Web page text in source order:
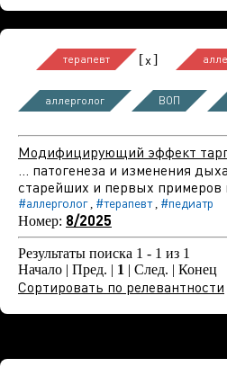
терапевт [x]
аллерголог ВОП
Модифицирующий эффект
... патогенеза и изменения
старейших и первых
#аллерголог, #терапевт, #педиатр
Номер: 8/2025
Результаты поиска 1 - 1 из 1
Начало | Пред. | 1 | След. | Конец
Сортировать по релевантности